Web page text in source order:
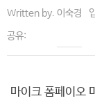
Written by. 이숙경
공유:
마이크 폼페이오